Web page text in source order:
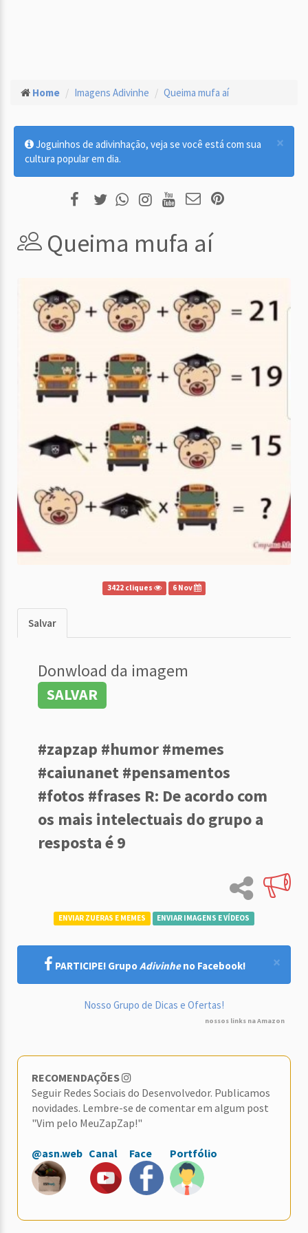
Home Imagens Adivinhe Queima mufa aí
×
Joguinhos de adivinhação, veja se você está com sua
cultura popular em dia.
Queima mufa aí
3422 cliques 6 Nov
Salvar
Donwload da imagem
SALVAR
#zapzap #humor #memes
#caiunanet #pensamentos
#fotos #frases R: De acordo com
os mais intelectuais do grupo a
resposta é 9
ENVIAR ZUERAS E MEMES ENVIAR IMAGENS E VÍDEOS
×
PARTICIPE! GrupoAdivinheno Facebook!
Nosso Grupo de Dicas e Ofertas!
nossos links na Amazon
RECOMENDAÇÕES
Seguir Redes Sociais do Desenvolvedor. Publicamos
novidades. Lembre-se de comentar em algum post
"Vim pelo MeuZapZap!"
@asn.web Canal Face Portfólio